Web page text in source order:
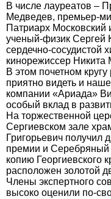
В числе лауреатов –
Медведев, премьер-
Патриарх Московский
ученый-физик Сергей
сердечно-сосудистой
кинорежиссер Никита
В этом почетном
приятно видеть и
компании «Ариада»
особый вклад в
На торжественной
Сергиевском зале
Григорьевич получил
премии и Серебряный
копию Георгиевского
расположен золотой
Члены экспертного
высоко оценили по-